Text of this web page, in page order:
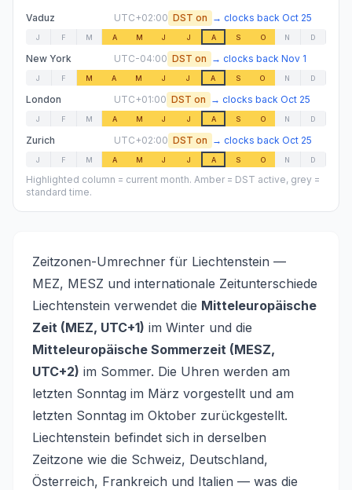
Vaduz UTC+02:00 DST on → clocks back Oct 25
J F M A M J J A S O N D
New York UTC-04:00 DST on → clocks back Nov 1
J F M A M J J A S O N D
London UTC+01:00 DST on → clocks back Oct 25
J F M A M J J A S O N D
Zurich UTC+02:00 DST on → clocks back Oct 25
J F M A M J J A S O N D
Highlighted column = current month. Amber = DST active, grey =
standard time.
Zeitzonen-Umrechner für Liechtenstein —
MEZ, MESZ und internationale Zeitunterschiede
Liechtenstein verwendet die Mitteleuropäische
Zeit (MEZ, UTC+1) im Winter und die
Mitteleuropäische Sommerzeit (MESZ,
UTC+2) im Sommer. Die Uhren werden am
letzten Sonntag im März vorgestellt und am
letzten Sonntag im Oktober zurückgestellt.
Liechtenstein befindet sich in derselben
Zeitzone wie die Schweiz, Deutschland,
Österreich, Frankreich und Italien — was die